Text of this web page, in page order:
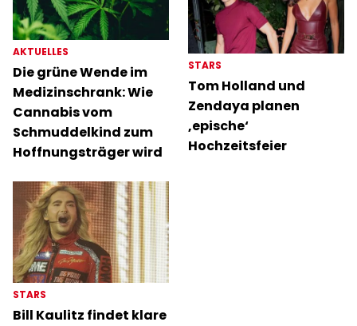
AKTUELLES
Die grüne Wende im
Medizinschrank: Wie
Cannabis vom
Schmuddelkind zum
Hoffnungsträger wird
STARS
Tom Holland und
Zendaya planen
‚epische‘
Hochzeitsfeier
STARS
Bill Kaulitz findet klare